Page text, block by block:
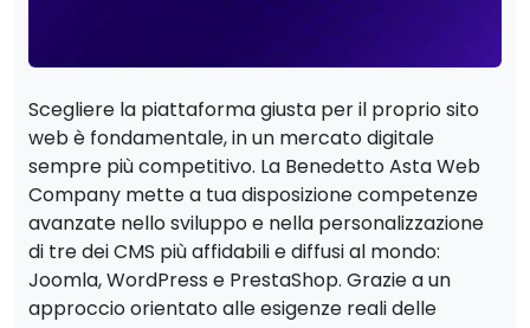
Scegliere la piattaforma giusta per il proprio sito
web è fondamentale, in un mercato digitale
sempre più competitivo. La Benedetto Asta Web
Company mette a tua disposizione competenze
avanzate nello sviluppo e nella personalizzazione
di tre dei CMS più affidabili e diffusi al mondo:
Joomla, WordPress e PrestaShop. Grazie a un
approccio orientato alle esigenze reali delle